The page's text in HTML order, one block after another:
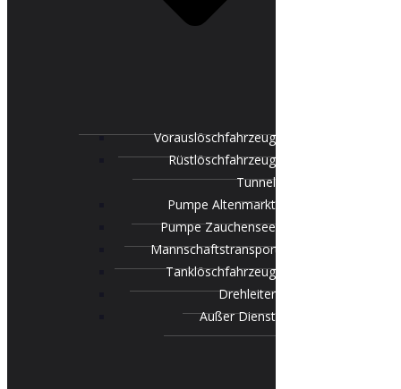
Vorauslöschfahrzeug
Rüstlöschfahrzeug
Tunnel
Pumpe Altenmarkt
Pumpe Zauchensee
Mannschaftstransportfahrzeug
Tanklöschfahrzeug
Drehleiter
Außer Dienst